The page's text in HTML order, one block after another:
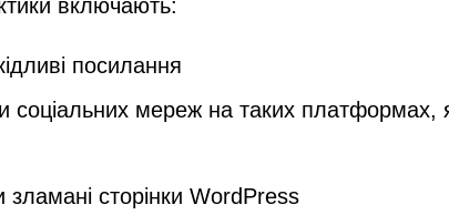
включають:
посилання
соціальних мереж на таких платформах,
сторінки WordPress